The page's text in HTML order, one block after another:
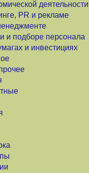
деятельности
PR и рекламе
и подборе персонала
и инвестициях